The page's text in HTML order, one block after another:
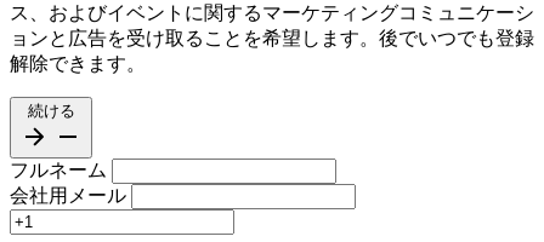
ス、およびイベントに関するマーケティングコミュニケーシ
ョンと広告を受け取ることを希望します。後でいつでも登録
解除できます。
続ける
フルネーム
会社用メール